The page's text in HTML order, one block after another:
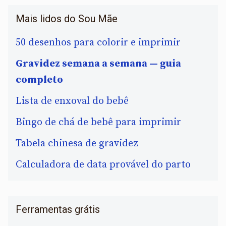
Mais lidos do Sou Mãe
50 desenhos para colorir e imprimir
Gravidez semana a semana — guia
completo
Lista de enxoval do bebê
Bingo de chá de bebê para imprimir
Tabela chinesa de gravidez
Calculadora de data provável do parto
Ferramentas grátis